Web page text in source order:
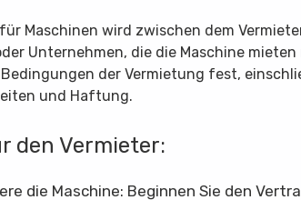
Maschinen wird zwischen dem
Unternehmen, die die Maschine
der Vermietung fest,
und Haftung.
den Vermieter:
die Maschine: Beginnen Sie den